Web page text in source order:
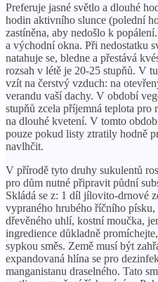
Preferuje jasné světlo a dlouhé
hodin aktivního slunce (polední
zastíněna, aby nedošlo k
a východní okna. Při nedostatku
natahuje se, bledne a přestává
rozsah v létě je 20-25 stupňů. V
vzít na čerstvý vzduch: na
verandu vaší dachy. V období
stupňů zcela příjemná teplota
na dlouhé kvetení. V tomto
pouze pokud listy ztratily hodně
navlhčit.
V přírodě tyto druhy sukulentů
pro dům nutné připravit půdní
Skládá se z: 1 díl jílovito-drnové
vypraného hrubého říčního
dřevěného uhlí, kostní moučka,
ingredience důkladně
sypkou směs. Země musí být
expandovaná hlína se pro
manganistanu draselného. Tato